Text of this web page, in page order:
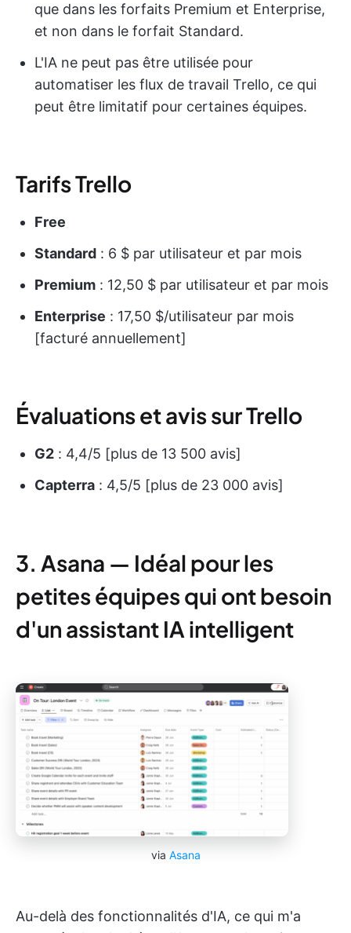
que dans les forfaits Premium et Enterprise,
et non dans le forfait Standard.
L'IA ne peut pas être utilisée pour
automatiser les flux de travail Trello, ce qui
peut être limitatif pour certaines équipes.
Tarifs Trello
Free
Standard : 6 $ par utilisateur et par mois
Premium : 12,50 $ par utilisateur et par mois
Enterprise : 17,50 $/utilisateur par mois
[facturé annuellement]
Évaluations et avis sur Trello
G2 : 4,4/5 [plus de 13 500 avis]
Capterra : 4,5/5 [plus de 23 000 avis]
3. Asana — Idéal pour les
petites équipes qui ont besoin
d'un assistant IA intelligent
via Asana
Au-delà des fonctionnalités d'IA, ce qui m'a